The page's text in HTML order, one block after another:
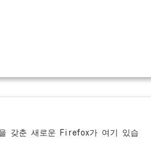
갖춘 새로운 Firefox가 여기 있습